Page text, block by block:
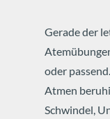
Gerade der
oder passend.
Atmen
Schwindel,